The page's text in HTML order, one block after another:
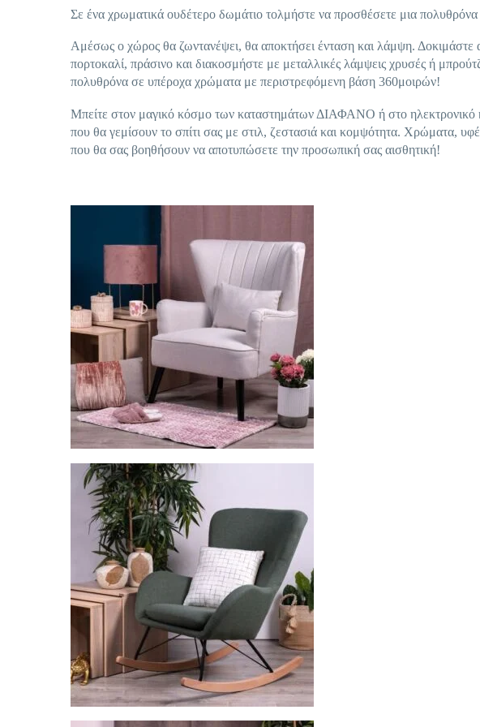
Σε ένα χρωματικά ουδέτερο δωμάτιο τολμήστε να προσθέσετε μια
Αμέσως ο χώρος θα ζωντανέψει, θα αποκτήσει ένταση και λάμψη. Δοκιμάστε
πορτοκαλί, πράσινο και διακοσμήστε με μεταλλικές λάμψεις χρυσές ή
πολυθρόνα σε υπέροχα χρώματα με περιστρεφόμενη βάση 360μοιρών!
Μπείτε στον μαγικό κόσμο των καταστημάτων ΔΙΑΦΑΝΟ ή στο ηλεκτρονικό
που θα γεμίσουν το σπίτι σας με στιλ, ζεστασιά και κομψότητα. Χρώματα,
που θα σας βοηθήσουν να αποτυπώσετε την προσωπική σας αισθητική!